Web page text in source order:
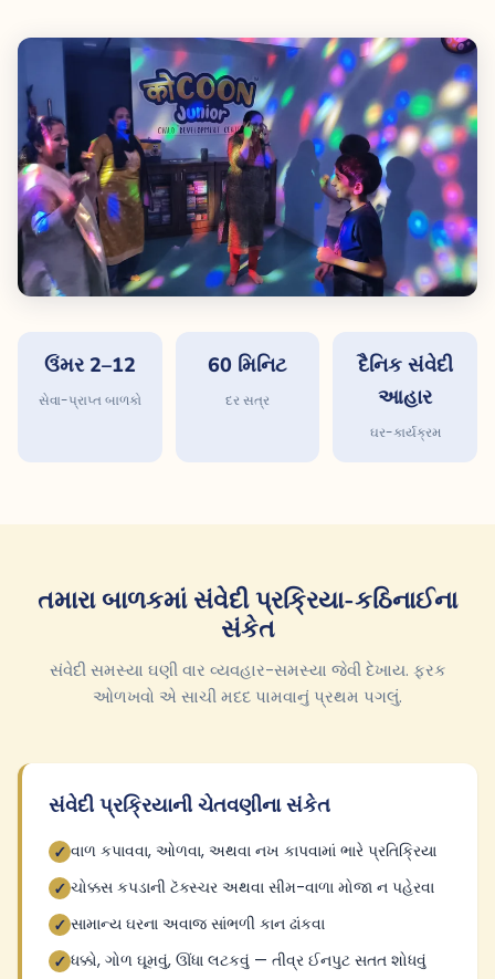
ઉંમર 2–12
સેવા-પ્રાપ્ત બાળકો
60 મિનિટ
દર સત્ર
દૈનિક સંવેદી
આહાર
ઘર-કાર્યક્રમ
તમારા બાળકમાં સંવેદી પ્રક્રિયા-કઠિનાઈના
સંકેત
સંવેદી સમસ્યા ઘણી વાર વ્યવહાર-સમસ્યા જેવી દેખાય. ફરક
ઓળખવો એ સાચી મદદ પામવાનું પ્રથમ પગલું.
સંવેદી પ્રક્રિયાની ચેતવણીના સંકેત
✓ વાળ કપાવવા, ઓળવા, અથવા નખ કાપવામાં ભારે પ્રતિક્રિયા
✓ ચોક્કસ કપડાની ટૅક્સ્ચર અથવા સીમ-વાળા મોજા ન પહેરવા
✓ સામાન્ય ઘરના અવાજ સાંભળી કાન ઢાંકવા
✓ ધક્કો, ગોળ ઘૂમવું, ઊંધા લટકવું — તીવ્ર ઈનપુટ સતત શોધવું